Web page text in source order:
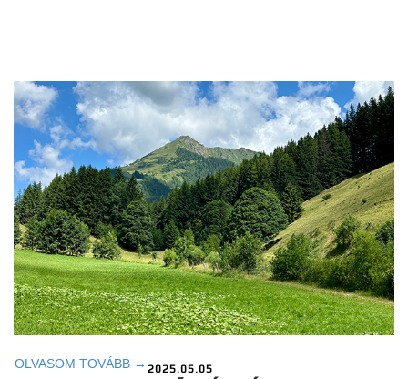
OLVASOM TOVÁBB → 2025.05.05